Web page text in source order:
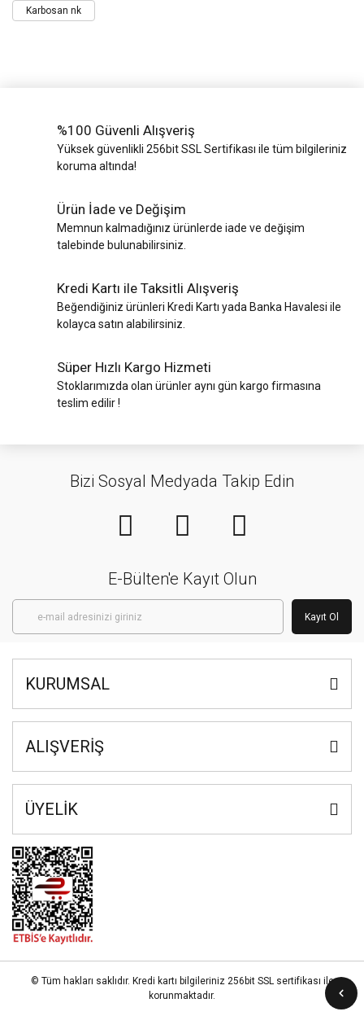
Karbosan nk
%100 Güvenli Alışveriş
Yüksek güvenlikli 256bit SSL Sertifikası ile tüm bilgileriniz
koruma altında!
Ürün İade ve Değişim
Memnun kalmadığınız ürünlerde iade ve değişim
talebinde bulunabilirsiniz.
Kredi Kartı ile Taksitli Alışveriş
Beğendiğiniz ürünleri Kredi Kartı yada Banka Havalesi ile
kolayca satın alabilirsiniz.
Süper Hızlı Kargo Hizmeti
Stoklarımızda olan ürünler aynı gün kargo firmasına
teslim edilir !
Bizi Sosyal Medyada Takip Edin
E-Bülten'e Kayıt Olun
Kayıt Ol
KURUMSAL
ALIŞVERİŞ
ÜYELİK
© Tüm hakları saklıdır. Kredi kartı bilgileriniz 256bit SSL sertifikası ile
korunmaktadır.